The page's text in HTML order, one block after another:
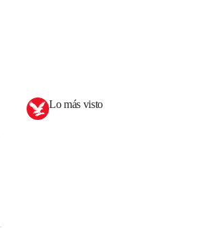
Lo más visto